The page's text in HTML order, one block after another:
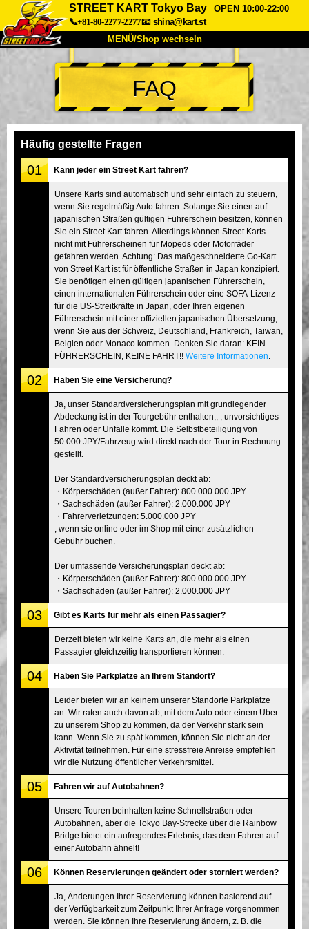
STREET KART Tokyo Bay
OPEN 10:00-22:00
📞+81-80-2277-2277📧 shina@kart.st
MENÜ/Shop wechseln
START
Über uns Spezifikationen Preise
Bewertungen
Unternehmen
Tokio Shinagawa Tokio Akihabara#1
Tokio Akihabara#2 Tokio Shibuya
Tokio Shibuya Annex Tokio Bucht
Tokio Asakusa Osaka
Okinawa
FAQ
Häufig gestellte Fragen
01 Kann jeder ein Street Kart fahren?
Unsere Karts sind automatisch und sehr einfach zu steuern,
wenn Sie regelmäßig Auto fahren. Solange Sie einen auf
japanischen Straßen gültigen Führerschein besitzen, können
Sie ein Street Kart fahren. Allerdings können Street Karts
nicht mit Führerscheinen für Mopeds oder Motorräder
gefahren werden. Achtung: Das maßgeschneiderte Go-Kart
von Street Kart ist für öffentliche Straßen in Japan konzipiert.
Sie benötigen einen gültigen japanischen Führerschein,
einen internationalen Führerschein oder eine SOFA-Lizenz
für die US-Streitkräfte in Japan, oder Ihren eigenen
Führerschein mit einer offiziellen japanischen Übersetzung,
wenn Sie aus der Schweiz, Deutschland, Frankreich, Taiwan,
Belgien oder Monaco kommen. Denken Sie daran: KEIN
FÜHRERSCHEIN, KEINE FAHRT!! Weitere Informationen
02 Haben Sie eine Versicherung?
Ja, unser Standardversicherungsplan mit grundlegender
Abdeckung ist in der Tourgebühr enthalten,, , unvorsichtiges
Fahren oder Unfälle kommt. Die Selbstbeteiligung von
50.000 JPY/Fahrzeug wird direkt nach der Tour in Rechnung
gestellt.
Der Standardversicherungsplan deckt ab:
・Körperschäden (außer Fahrer): 800.000.000 JPY
・Sachschäden (außer Fahrer): 2.000.000 JPY
・Fahrerverletzungen: 5.000.000 JPY
, wenn sie online oder im Shop mit einer zusätzlichen
Gebühr buchen.
Der umfassende Versicherungsplan deckt ab:
・Körperschäden (außer Fahrer): 800.000.000 JPY
・Sachschäden (außer Fahrer): 2.000.000 JPY
03 Gibt es Karts für mehr als einen Passagier?
Derzeit bieten wir keine Karts an, die mehr als einen
Passagier gleichzeitig transportieren können.
04 Haben Sie Parkplätze an Ihrem Standort?
Leider bieten wir an keinem unserer Standorte Parkplätze
an. Wir raten auch davon ab, mit dem Auto oder einem Uber
zu unserem Shop zu kommen, da der Verkehr stark sein
kann. Wenn Sie zu spät kommen, können Sie nicht an der
Aktivität teilnehmen. Für eine stressfreie Anreise empfehlen
wir die Nutzung öffentlicher Verkehrsmittel.
05 Fahren wir auf Autobahnen?
Unsere Touren beinhalten keine Schnellstraßen oder
Autobahnen, aber die Tokyo Bay-Strecke über die Rainbow
Bridge bietet ein aufregendes Erlebnis, das dem Fahren auf
einer Autobahn ähnelt!
06 Können Reservierungen geändert oder storniert werden?
Ja, Änderungen Ihrer Reservierung können basierend auf
der Verfügbarkeit zum Zeitpunkt Ihrer Anfrage vorgenommen
werden. Sie können Ihre Reservierung ändern, z. B. die